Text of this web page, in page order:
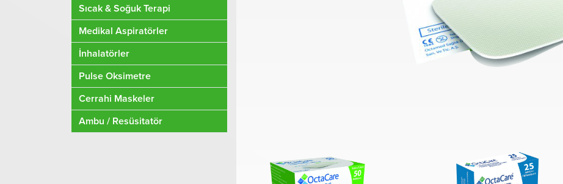
Sıcak & Soğuk Terapi
Medikal Aspiratörler
İnhalatörler
Pulse Oksimetre
Cerrahi Maskeler
Ambu / Resüsitatör